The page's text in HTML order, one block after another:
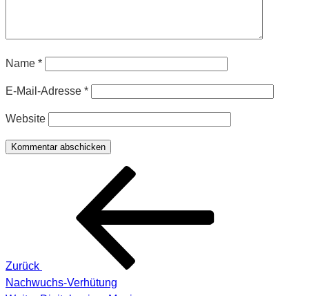
Name *
E-Mail-Adresse *
Website
Beitragsnavigation
Zurück
Nachwuchs-Verhütung